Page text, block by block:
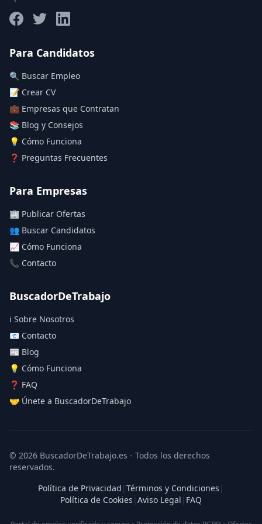
Deja vacío para "sin límite"
Aplicar filtros
Para Candidatos
🔍 Buscar Empleo
📝 Crear CV
💼 Empresas que Contratan
📚 Blog y Consejos
💡 Cómo Funciona
❓ Preguntas Frecuentes
Para Empresas
🏢 Publicar Ofertas
👥 Buscar Candidatos
📈 Cómo Funciona
📞 Contacto
BuscadorDeTrabajo
ℹ️ Sobre Nosotros
📧 Contacto
📰 Blog
💡 Cómo Funciona
❓ FAQ
🤝 Únete a BuscadorDeTrabajo
© 2026 BuscadorDeTrabajo.es - Todos los derechos
reservados.
Política de Privacidad | Términos y Condiciones |
Política de Cookies | Aviso Legal | FAQ